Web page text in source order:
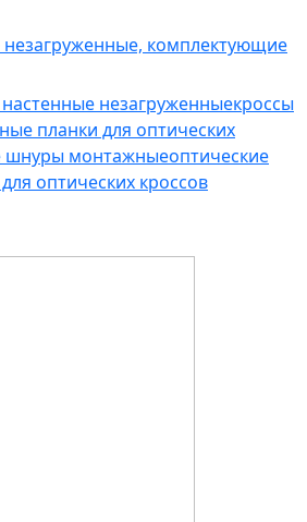
незагруженные, комплектующие
незагруженныекроссы
планки для оптических
шнуры монтажныеоптические
оптических кроссов